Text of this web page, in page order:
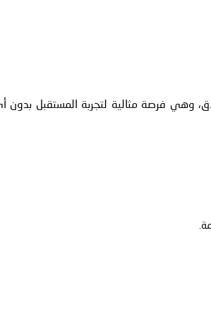
وهي فرصة مثالية لتجربة المستقبل بدون